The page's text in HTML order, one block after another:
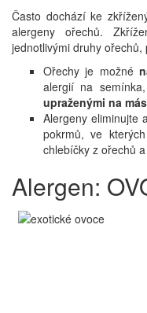
Často dochází ke
alergeny ořechů.
jednotlivými druhy
Ořechy je možné
alergií na
upraženými na
Alergeny eliminujte
pokrmů, ve
chlebíčky z ořechů
Alergen: